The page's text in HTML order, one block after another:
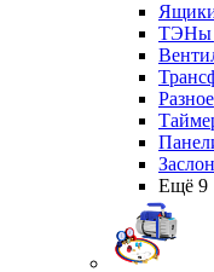
ТЭНы
Разное
Ещё 9